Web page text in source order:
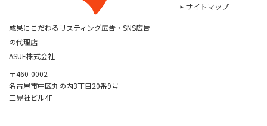
成果にこだわるリスティング広告・SNS広告
の代理店
ASUE株式会社
〒460-0002
名古屋市中区丸の内3丁目20番9号
三晃社ビル4F
サイトマップ